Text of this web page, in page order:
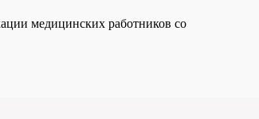
медицинских работников со